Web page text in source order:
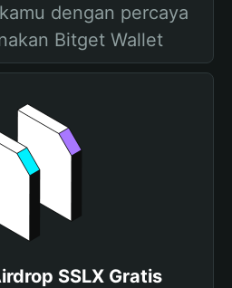
dengan percaya
Bitget Wallet
SSLX Gratis